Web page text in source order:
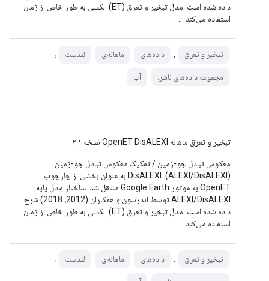
داده شده است. مدل تبخیر و تعرق (ET) الکسی به طور خاص از زمان
استفاده می‌کند ...
تبخیر و تعرق ، داده‌های ماهانه‌ی لندست ،
مجموعه داده‌های ناشر، آب
تبخیر و تعرق ماهانه OpenET DisALEXI نسخه ۲.۱
معکوس تبادل جو-زمین / تفکیک معکوس تبادل جو-زمین
(ALEXI/DisALEXI). DisALEXI به عنوان بخشی از چارچوب
OpenET به موتور Google Earth منتقل شد. ساختار مدل پایه
ALEXI/DisALEXI توسط اندرسون و همکاران (2012، 2018) شرح
داده شده است. مدل تبخیر و تعرق (ET) الکسی به طور خاص از زمان
استفاده می‌کند ...
تبخیر و تعرق ، داده‌های ماهانه‌ی لندست ،